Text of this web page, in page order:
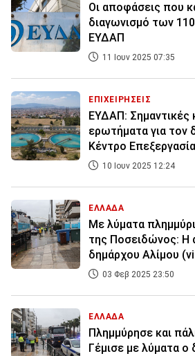
Οι αποφάσεις που
διαγωνισμό των
ΕΥΔΑΠ
11 Ιουν 2025 07:35
ΕΠΙΧΕΙΡΗΣΕΙΣ
ΕΥΔΑΠ: Σημαντικές
ερωτήματα για τον
Κέντρο
10 Ιουν 2025 12:24
ΕΛΛΑΔΑ
Με λύματα
της Ποσειδώνος: Η
δημάρχου Αλίμου
03 Φεβ 2025 23:50
ΕΛΛΑΔΑ
Πλημμύρησε και
Γέμισε με λύματα